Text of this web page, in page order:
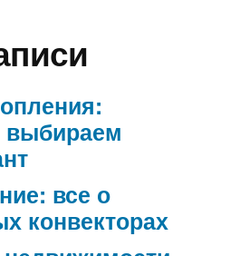
выбираем
все о
конвекторах